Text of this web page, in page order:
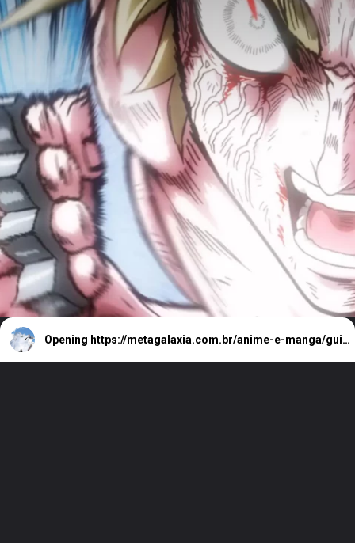
Opening https://metagalaxia.com.br/anime-e-manga/guia-de-animes-temporada-de-inverno-janeiro-de-2023/